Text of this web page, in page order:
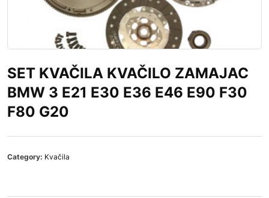
SET KVAČILA KVAČILO ZAMAJAC
BMW 3 E21 E30 E36 E46 E90 F30
F80 G20
Category: Kvačila